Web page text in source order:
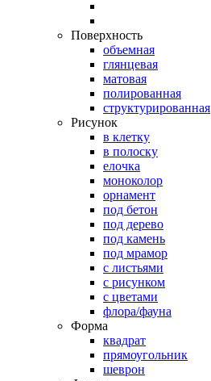
Поверхность
объемная
глянцевая
матовая
полированная
структурированная
Рисунок
в клетку
в полоску
елочка
моноколор
орнамент
под бетон
под дерево
под камень
под мрамор
с листьями
с рисунком
с цветами
флора/фауна
Форма
квадрат
прямоугольник
шеврон